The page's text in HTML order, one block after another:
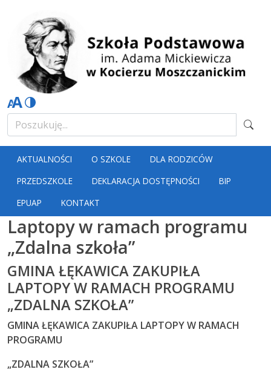
AKTUALNOŚCI O SZKOLE
DLA RODZICÓW
PRZEDSZKOLE
DEKLARACJA DOSTĘPNOŚCI
BIP
EPUAP
KONTAKT
Laptopy w ramach programu
„Zdalna szkoła”
GMINA ŁĘKAWICA ZAKUPIŁA
LAPTOPY W RAMACH PROGRAMU
„ZDALNA SZKOŁA”
GMINA ŁĘKAWICA ZAKUPIŁA LAPTOPY W RAMACH
PROGRAMU
„ZDALNA SZKOŁA”